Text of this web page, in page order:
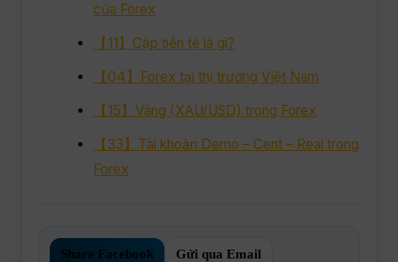
của Forex
【11】Cặp tiền tệ là gì?
【04】Forex tại thị trường Việt Nam
【15】Vàng (XAU/USD) trong Forex
【33】Tài khoản Demo – Cent – Real trong
Forex
Share Facebook Gửi qua Email